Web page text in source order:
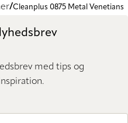
Cleanplus 0875 Metal Venetians
med tips og